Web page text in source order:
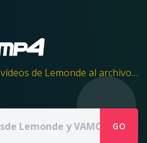
Ymp4 ayuda a descargar vídeos de Lemonde al archivo mp4
GO